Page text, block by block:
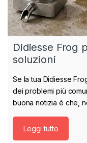
Didiesse Frog
soluzioni
Se la tua Didiesse
dei problemi più
buona notizia è che,
Leggi tutto